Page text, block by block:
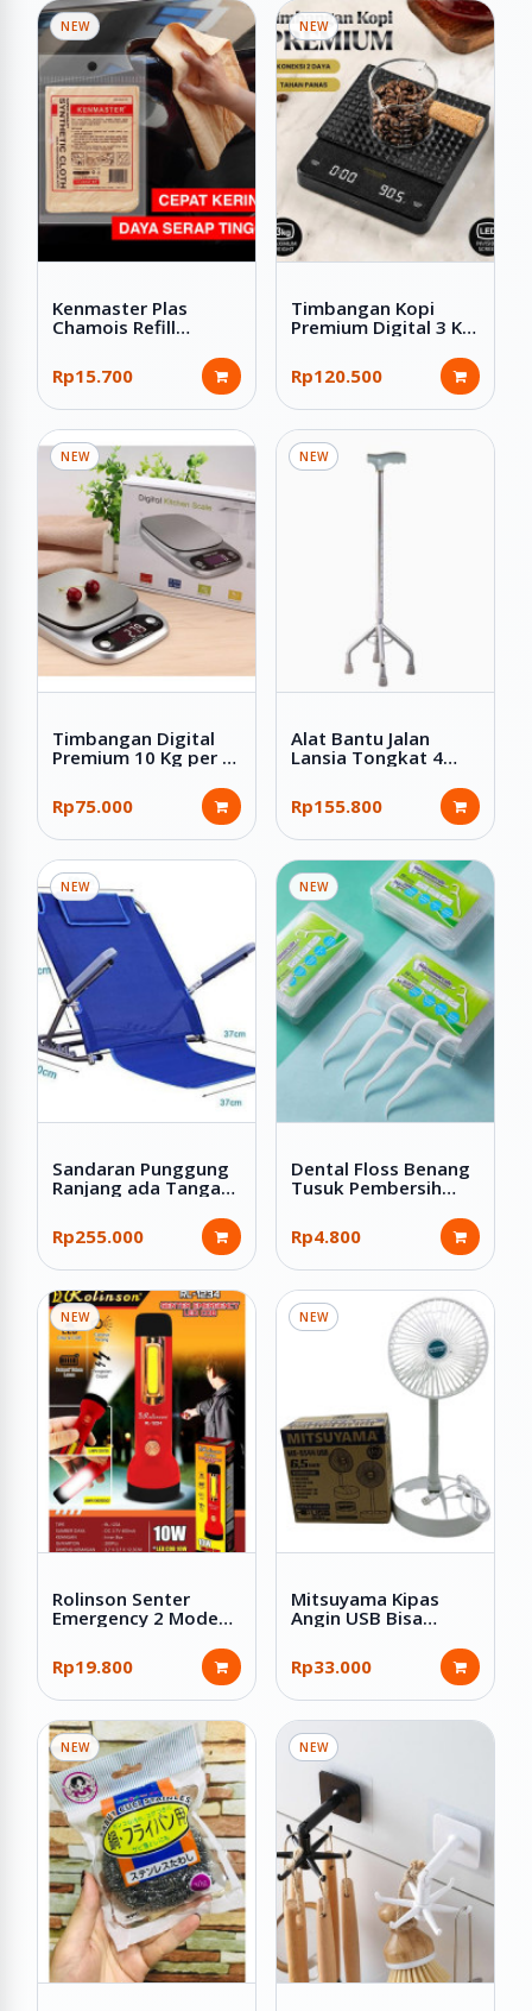
NEW
Kenmaster Plas
Chamois Refill
Serbaguna 43x32 cm
Rp15.700
NEW
Timbangan Kopi
Premium Digital 3 Kg
Pad Hitam
Rp120.500
NEW
Timbangan Digital
Premium 10 Kg per 1
Digital Kitchen Scale
Rp75.000
NEW
Alat Bantu Jalan
Lansia Tongkat 4
Premium
Rp155.800
NEW
Sandaran Punggung
Ranjang ada Tangan
Rp255.000
NEW
Dental Floss Benang
Tusuk Pembersih
Rp4.800
NEW
Rolinson Senter
Emergency 2 Mode
Charge Kabel USB RL-
1234
Rp19.800
NEW
Mitsuyama Kipas
Angin USB Bisa
5544
Rp33.000
NEW NEW